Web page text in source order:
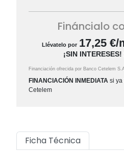
Fináncialo
Llévatelo por 17,25 €/
¡SIN INTERESES!
Financiación ofrecida por Banco Cetelem
FINANCIACIÓN INMEDIATA si ya
Cetelem
Ficha Técnica